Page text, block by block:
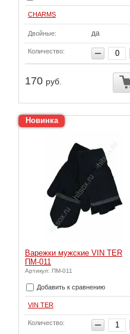
CHARMS
Двойные: да
Количество:
170 руб.
Новинка
Варежки мужские VIN TER
ПМ-011
Артикул: ПМ-011
Добавить к сравнению
VIN TER
Количество: